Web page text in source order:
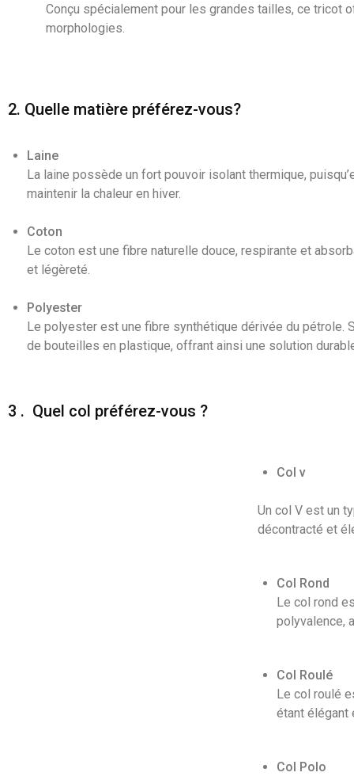
Conçu spécialement pour les grandes tailles, ce tricot
morphologies.
2. Quelle matière préférez-vous?
Laine
La laine possède un fort pouvoir isolant thermique,
maintenir la chaleur en hiver.
Coton
Le coton est une fibre naturelle douce, respirante et
et légèreté.
Polyester
Le polyester est une fibre synthétique dérivée du
de bouteilles en plastique, offrant ainsi une solution
3 . Quel col préférez-vous ?
Col v
Un col V est un
décontracté et
Col Rond
Le col rond
polyvalence,
Col Roulé
Le col roulé
étant élégant
Col Polo